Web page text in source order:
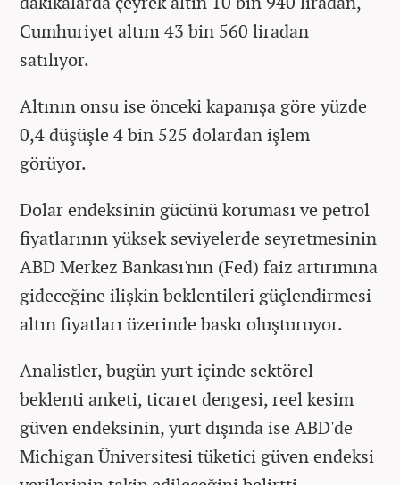
Cumhuriyet altını 43 bin 560 liradan
satılıyor.
Altının onsu ise önceki kapanışa göre yüzde
0,4 düşüşle 4 bin 525 dolardan işlem
görüyor.
Dolar endeksinin gücünü koruması ve petrol
fiyatlarının yüksek seviyelerde seyretmesinin
ABD Merkez Bankası'nın (Fed) faiz artırımına
gideceğine ilişkin beklentileri güçlendirmesi
altın fiyatları üzerinde baskı oluşturuyor.
Analistler, bugün yurt içinde sektörel
beklenti anketi, ticaret dengesi, reel kesim
güven endeksinin, yurt dışında ise ABD'de
Michigan Üniversitesi tüketici güven endeksi